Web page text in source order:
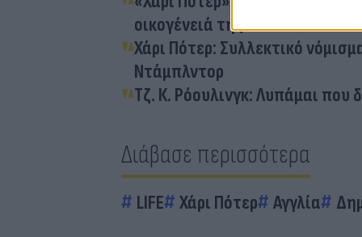
οικογένειά της
Χάρι Πότερ: Συλλεκτικό
Ντάμπλντορ
Τζ. Κ. Ρόουλινγκ: Λυπάμαι που
Διάβασε περισσότερα
LIFE Χάρι Πότερ Αγγλία